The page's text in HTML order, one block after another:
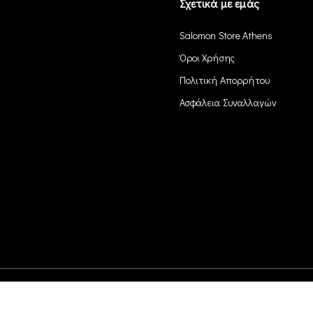
Σχετικά με εμάς
Salomon Store Athens
Όροι Χρήσης
Πολιτική Απορρήτου
Ασφάλεια Συναλλαγών